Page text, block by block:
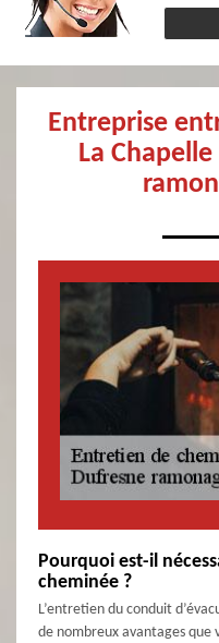
Entreprise
La
Pourquoi est-il
cheminée ?
L’entretien du conduit
de nombreux avantages que